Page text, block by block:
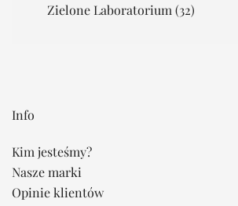
Zielone Laboratorium (32)
Info
Kim jesteśmy?
Nasze marki
Opinie klientów